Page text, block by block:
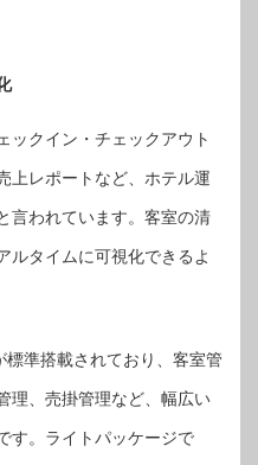
ックイン・チェックアウト
上レポートなど、ホテル運
言われています。客室の清
ルタイムに可視化できるよ
準搭載されており、客室管
理、売掛管理など、幅広い
す。ライトパッケージで